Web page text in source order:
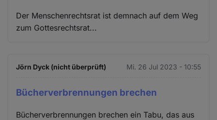
Der Menschenrechtsrat ist demnach auf dem Weg
zum Gottesrechtsrat...
Jörn Dyck (nicht überprüft) Mi. 26 Jul 2023 - 10:55
Bücherverbrennungen brechen
Bücherverbrennungen brechen ein Tabu, das aus